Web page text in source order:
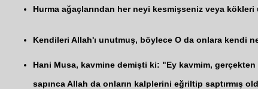
Hurma ağaçlarından her neyi kesmişseniz veya kökleri
Kendileri Allah'ı unutmuş, böylece O da onlara kendi
Hani Musa, kavmine demişti ki: "Ey kavmim,
sapınca Allah da onların kalplerini eğriltip saptırmış